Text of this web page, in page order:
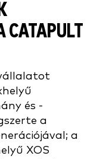
CATAPULT
és -
a
a
XOS